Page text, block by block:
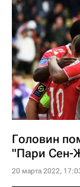
Головин
"Пари Сен-
20 марта 2022,